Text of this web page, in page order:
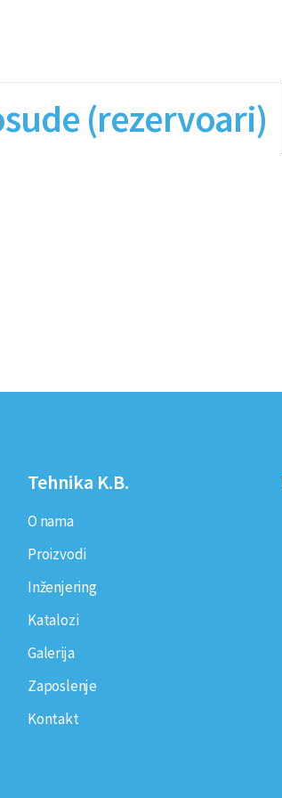
(rezervoari)
Tehnika K.B.
O nama
Proizvodi
Inženjering
Katalozi
Galerija
Zaposlenje
Kontakt